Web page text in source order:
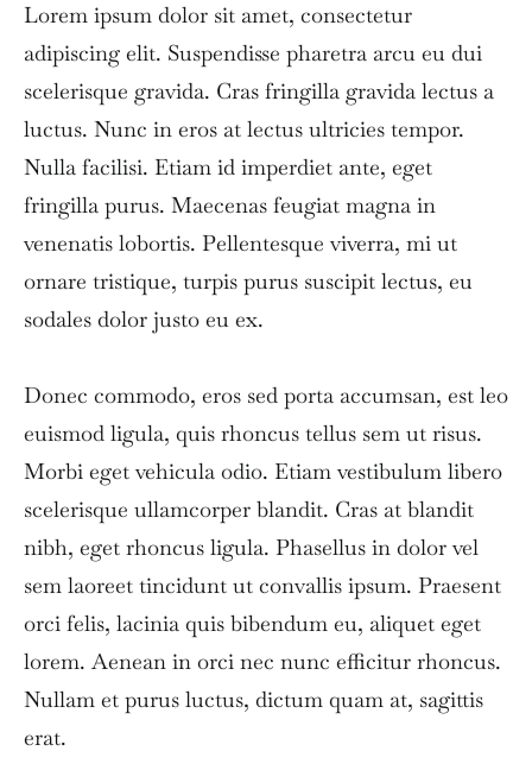
Lorem ipsum dolor sit amet, consectetur
adipiscing elit. Suspendisse pharetra arcu eu dui
scelerisque gravida. Cras fringilla gravida lectus a
luctus. Nunc in eros at lectus ultricies tempor.
Nulla facilisi. Etiam id imperdiet ante, eget
fringilla purus. Maecenas feugiat magna in
venenatis lobortis. Pellentesque viverra, mi ut
ornare tristique, turpis purus suscipit lectus, eu
sodales dolor justo eu ex.
Donec commodo, eros sed porta accumsan, est leo
euismod ligula, quis rhoncus tellus sem ut risus.
Morbi eget vehicula odio. Etiam vestibulum libero
scelerisque ullamcorper blandit. Cras at blandit
nibh, eget rhoncus ligula. Phasellus in dolor vel
sem laoreet tincidunt ut convallis ipsum. Praesent
orci felis, lacinia quis bibendum eu, aliquet eget
lorem. Aenean in orci nec nunc efficitur rhoncus.
Nullam et purus luctus, dictum quam at, sagittis
erat.